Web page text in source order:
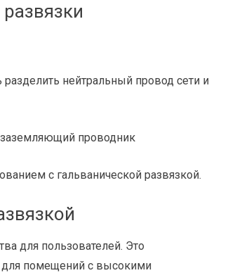
разделить нейтральный провод сети и
заземляющий проводник
с гальванической развязкой.
для пользователей. Это
для помещений с высокими